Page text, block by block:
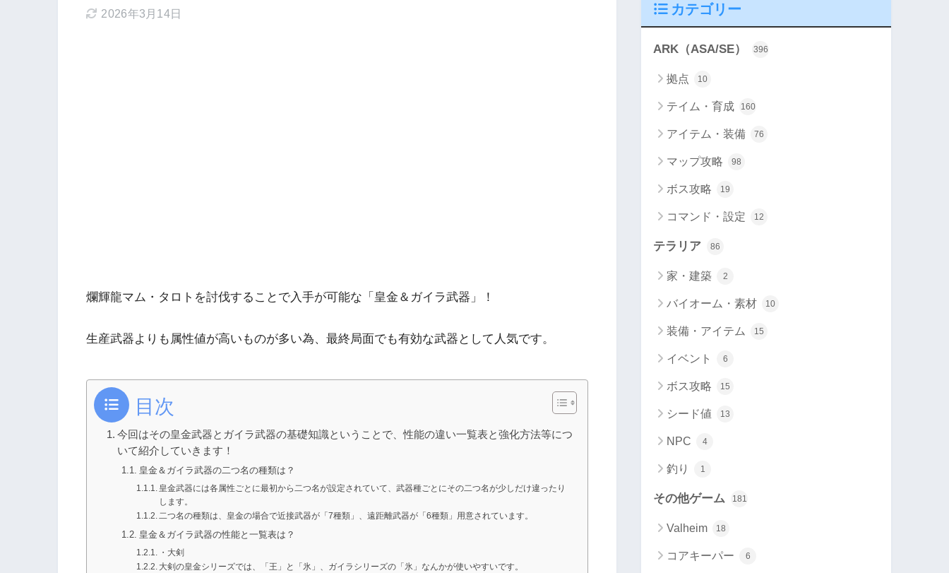
2026年3月14日
爛輝龍マム・タロトを討伐することで入手が可能な「皇金＆ガイラ武器」！
生産武器よりも属性値が高いものが多い為、最終局面でも有効な武器として人気です。
目次
今回はその皇金武器とガイラ武器の基礎知識ということで、性能の違い一覧表と強化方法等につ
いて紹介していきます！
皇金＆ガイラ武器の二つ名の種類は？
皇金武器には各属性ごとに最初から二つ名が設定されていて、武器種ごとにその二つ名が少しだけ違ったり
します。
二つ名の種類は、皇金の場合で近接武器が「7種類」、遠距離武器が「6種類」用意されています。
皇金＆ガイラ武器の性能と一覧表は？
・大剣
大剣の皇金シリーズでは、「王」と「氷」、ガイラシリーズの「氷」なんかが使いやすいです。
カテゴリー
ARK（ASA/SE） 396
拠点 10
テイム・育成 160
アイテム・装備 76
マップ攻略 98
ボス攻略 19
コマンド・設定 12
テラリア 86
家・建築 2
バイオーム・素材 10
装備・アイテム 15
イベント 6
ボス攻略 15
シード値 13
NPC 4
釣り 1
その他ゲーム 181
Valheim 18
コアキーパー 6